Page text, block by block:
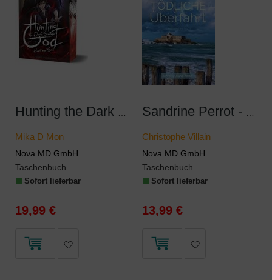
Mika D Mon
Nova MD GmbH
Taschenbuch
Sofort lieferbar
19,99 €
Christophe Villain
Nova MD GmbH
Taschenbuch
Sofort lieferbar
13,99 €